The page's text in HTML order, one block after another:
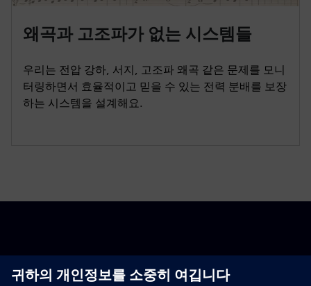
왜곡과 고조파가 없는 시스템들
우리는 전압 강하, 서지, 고조파 왜곡 같은 문제를 모니
터링하면서 효율적이고 믿을 수 있는 전력 분배를 보장
하는 시스템을 설계해요.
시작하기